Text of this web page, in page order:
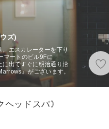
ズ)
エスカレーターを下り
マートのビル9Fに
に出てすぐに明治通り沿
』がございます。
ッドスパ》